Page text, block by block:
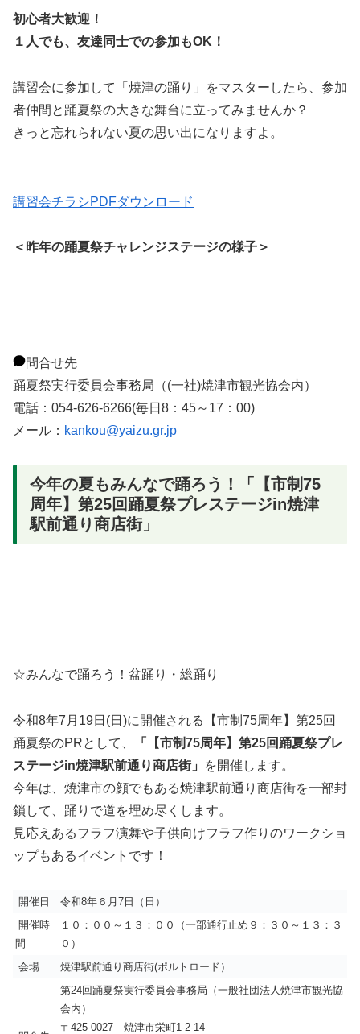
初心者大歓迎！
１人でも、友達同士での参加もOK！
講習会に参加して「焼津の踊り」をマスターしたら、参加
者仲間と踊夏祭の大きな舞台に立ってみませんか？
きっと忘れられない夏の思い出になりますよ。
講習会チラシPDFダウンロード
＜昨年の踊夏祭チャレンジステージの様子＞
問合せ先
踊夏祭実行委員会事務局（(一社)焼津市観光協会内）
電話：054-626-6266(毎日8：45～17：00)
メール： kankou@yaizu.gr.jp
今年の夏もみんなで踊ろう！「【市制75
周年】第25回踊夏祭プレステージin焼津
駅前通り商店街」
☆みんなで踊ろう！盆踊り・総踊り
令和8年7月19日(日)に開催される【市制75周年】第25回
踊夏祭のPRとして、
「【市制75周年】第25回踊夏祭プレ
ステージin焼津駅前通り商店街」
を開催します。
今年は、焼津市の顔でもある焼津駅前通り商店街を一部封
鎖して、踊りで道を埋め尽くします。
見応えあるフラフ演舞や子供向けフラフ作りのワークショ
ップもあるイベントです！
開催日
令和8年６月7日（日）
開催時
間
１０：００～１３：００（一部通行止め９：３０～１３：３
０）
会場
焼津駅前通り商店街(ポルトロード）
第24回踊夏祭実行委員会事務局（一般社団法人焼津市観光協
会内）
〒425-0027 焼津市栄町1-2-14